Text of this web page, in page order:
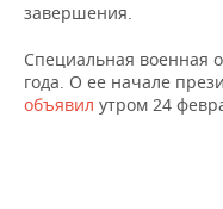
завершения.
Специальная военная
года. О ее начале
объявил утром 24